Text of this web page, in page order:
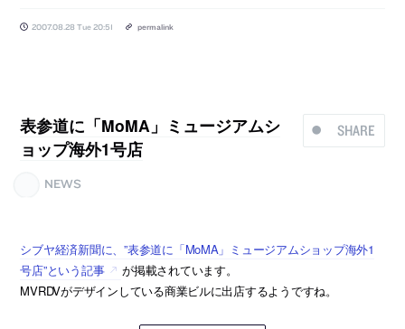
2007.08.28 Tue 20:51 permalink
SHARE
表参道に「MoMA」ミュージアムシ
ョップ海外1号店
NEWS
シブヤ経済新聞に、”表参道に「MoMA」ミュージアムショップ海外1
号店”という記事
が掲載されています。
MVRDVがデザインしている商業ビルに出店するようですね。